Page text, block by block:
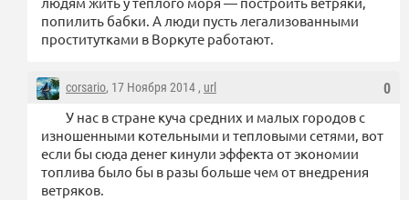
попилить бабки. А люди пусть легализованными
проститутками в Воркуте работают.
0
corsario, 17 Ноября 2014 , url
У нас в стране куча средних и малых городов с
изношенными котельными и тепловыми сетями, вот
если бы сюда денег кинули эффекта от экономии
топлива было бы в разы больше чем от внедрения
ветряков.